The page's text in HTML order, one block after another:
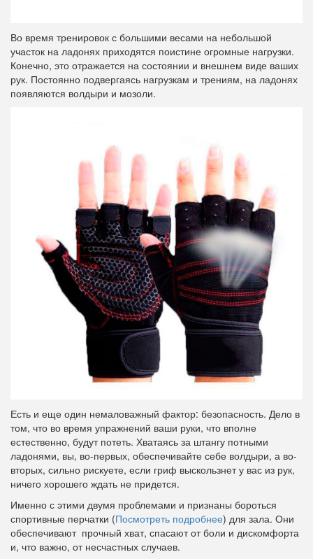
Во время тренировок с большими весами на небольшой
участок на ладонях приходятся поистине огромные нагрузки.
Конечно, это отражается на состоянии и внешнем виде ваших
рук. Постоянно подвергаясь нагрузкам и трениям, на ладонях
появляются волдыри и мозоли.
Есть и еще один немаловажный фактор: безопасность. Дело в
том, что во время упражнений ваши руки, что вполне
естественно, будут потеть. Хватаясь за штангу потными
ладонями, вы, во-первых, обеспечивайте себе волдыри, а во-
вторых, сильно рискуете, если гриф выскользнет у вас из рук,
ничего хорошего ждать не придется.
Именно с этими двумя проблемами и признаны бороться
спортивные перчатки (Посмотреть подробнее) для зала. Они
обеспечивают прочный хват, спасают от боли и дискомфорта
и, что важно, от несчастных случаев.